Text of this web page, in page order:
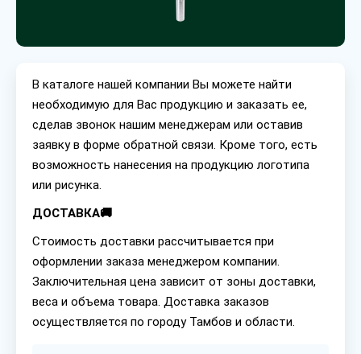
В каталоге нашей компании Вы можете найти
необходимую для Вас продукцию и заказать ее,
сделав звонок нашим менеджерам или оставив
заявку в форме обратной связи. Кроме того, есть
возможность нанесения на продукцию логотипа
или рисунка.
ДОСТАВКА🚚
Стоимость доставки рассчитывается при
оформлении заказа менеджером компании.
Заключительная цена зависит от зоны доставки,
веса и объема товара. Доставка заказов
осуществляется по городу Тамбов и области.